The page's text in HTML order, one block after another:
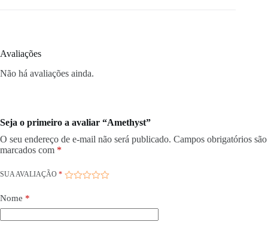
Avaliações
Não há avaliações ainda.
Seja o primeiro a avaliar “Amethyst”
O seu endereço de e-mail não será publicado. Campos obrigatórios são
marcados com *
SUA AVALIAÇÃO *
Nome *